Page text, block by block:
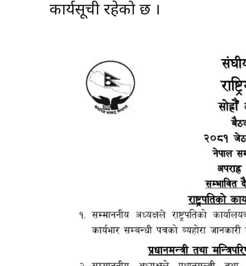
कार्यसूची रहेको छ ।